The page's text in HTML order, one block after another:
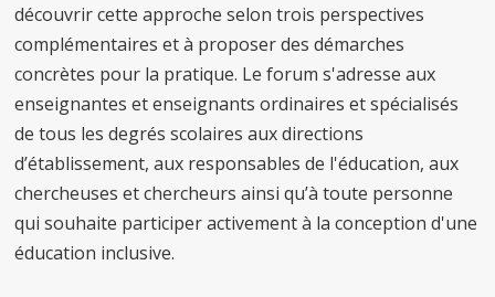
découvrir cette approche selon trois perspectives
complémentaires et à proposer des démarches
concrètes pour la pratique. Le forum s'adresse aux
enseignantes et enseignants ordinaires et spécialisés
de tous les degrés scolaires aux directions
d’établissement, aux responsables de l'éducation, aux
chercheuses et chercheurs ainsi qu’à toute personne
qui souhaite participer activement à la conception d'une
éducation inclusive.